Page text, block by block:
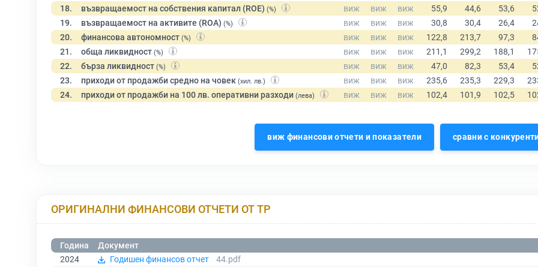
18. възвращаемост на собствения капитал (ROE) (%)
19. възвращаемост на активите (ROA) (%)
20. финансова автономност (%)
21. обща ликвидност (%)
22. бърза ликвидност (%)
23. приходи от продажби средно на човек (хил. лв.)
24. приходи от продажби на 100 лв. оперативни разходи (лева)
виж финансови отчети и показатели сравни с
ОРИГИНАЛНИ ФИНАНСОВИ ОТЧЕТИ ОТ ТР
Година
Документ
2024
Годишен финансов отчет
44.pdf